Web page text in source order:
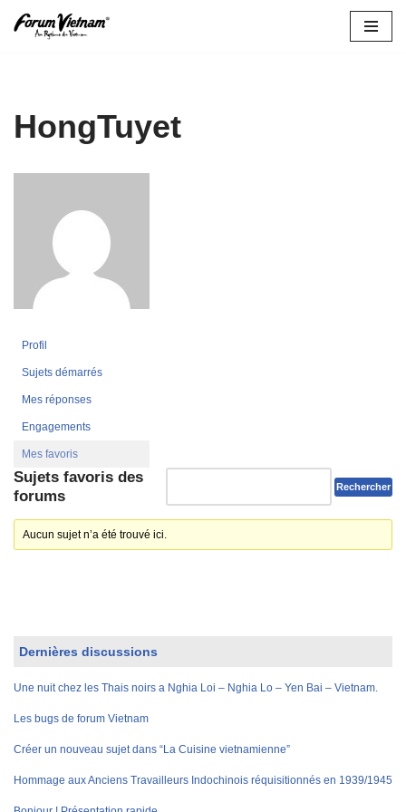
HongTuyet
Profil
Sujets démarrés
Mes réponses
Engagements
Mes favoris
Sujets favoris des
forums
Aucun sujet n’a été trouvé ici.
Dernières discussions
Une nuit chez les Thais noirs a Nghia Loi – Nghia Lo – Yen Bai – Vietnam.
Les bugs de forum Vietnam
Créer un nouveau sujet dans “La Cuisine vietnamienne”
Hommage aux Anciens Travailleurs Indochinois réquisitionnés en 1939/1945